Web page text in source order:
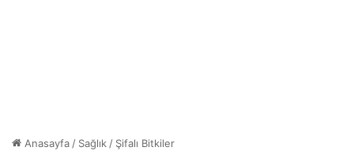
Anasayfa/ Sağlık/ Şifalı Bitkiler